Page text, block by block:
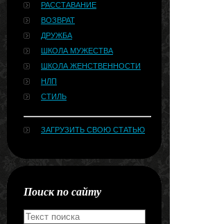
РАССТАВАНИЕ
ВОЗВРАТ
ДРУЖБА
ШКОЛА МУЖЕСТВА
ШКОЛА ЖЕНСТВЕННОСТИ
НЛП
СТИЛЬ
ЗАГРУЗИТЬ СВОЮ СТАТЬЮ
Поиск по сайту